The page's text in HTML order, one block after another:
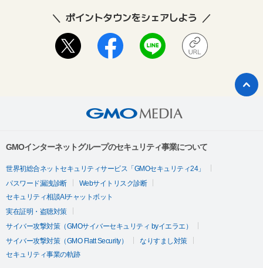
ポイントタウンをシェアしよう
GMOインターネットグループのセキュリティ事業について
世界初総合ネットセキュリティサービス「GMOセキュリティ24」
パスワード漏洩診断
Webサイトリスク診断
セキュリティ相談AIチャットボット
実在証明・盗聴対策
サイバー攻撃対策（GMOサイバーセキュリティ byイエラエ）
サイバー攻撃対策（GMO Flatt Security）
なりすまし対策
セキュリティ事業の軌跡